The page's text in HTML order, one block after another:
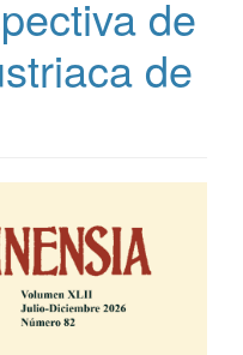
de
de